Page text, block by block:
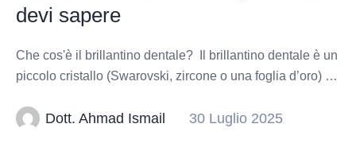
devi sapere
Che cos'è il brillantino dentale? Il brillantino dentale è un
piccolo cristallo (Swarovski, zircone o una foglia d’oro) …
Dott. Ahmad Ismail 30 Luglio 2025